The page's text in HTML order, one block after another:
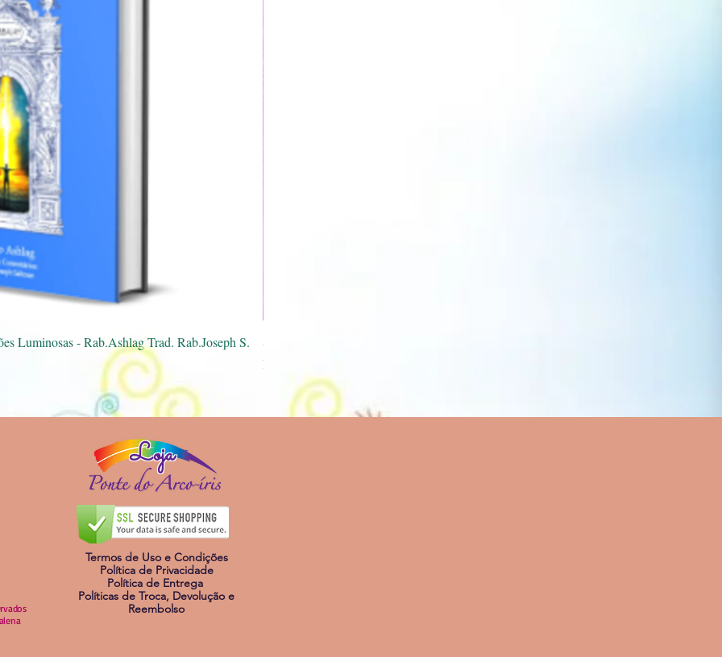
rápida
Luminosas - Rab.Ashlag Trad. Rab.Joseph S.
Spray Mestra Pórtia
Preço
R$ 40,00
Loja
Termos de Uso e Condições
Política de Privacidade
Política de Entrega
Políticas de Troca, Devolução e
Reembolso